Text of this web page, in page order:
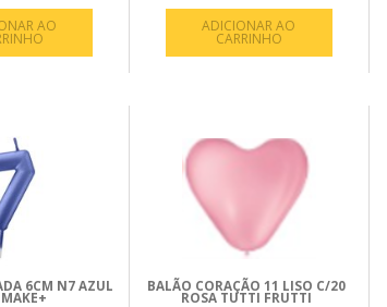
AO ADICIONAR AO
CARRINHO
6CM N7 AZUL BALÃO CORAÇÃO 11 LISO C/20
ROSA TUTTI FRUTTI